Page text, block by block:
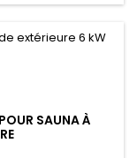
SAUNA À